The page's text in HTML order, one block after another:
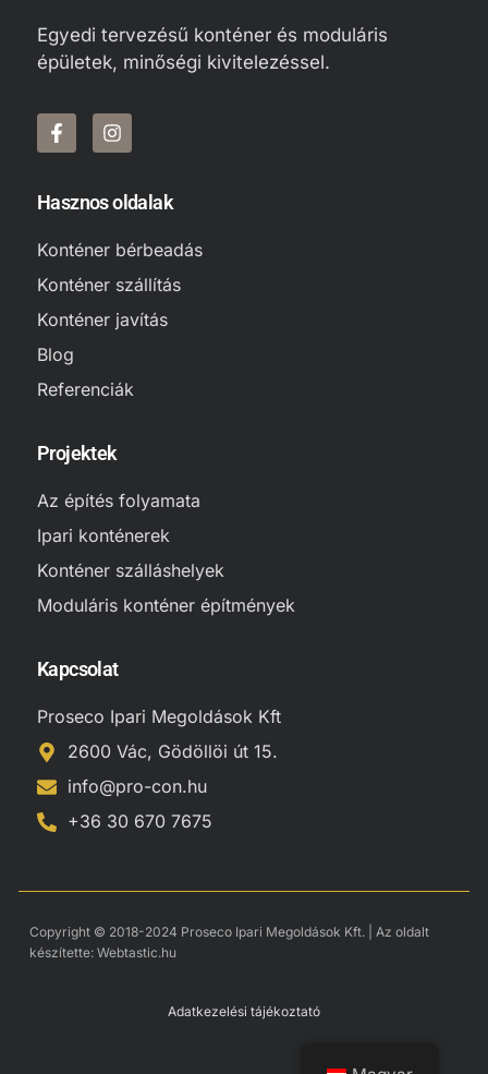
Egyedi tervezésű konténer és moduláris
épületek, minőségi kivitelezéssel.
Hasznos oldalak
Konténer bérbeadás
Konténer szállítás
Konténer javítás
Blog
Referenciák
Projektek
Az építés folyamata
Ipari konténerek
Konténer szálláshelyek
Moduláris konténer építmények
Kapcsolat
Proseco Ipari Megoldások Kft
2600 Vác, Gödöllöi út 15.
info@pro-con.hu
+36 30 670 7675
Copyright © 2018-2024 Proseco Ipari Megoldások Kft. | Az oldalt
készítette: Webtastic.hu
Adatkezelési tájékoztató